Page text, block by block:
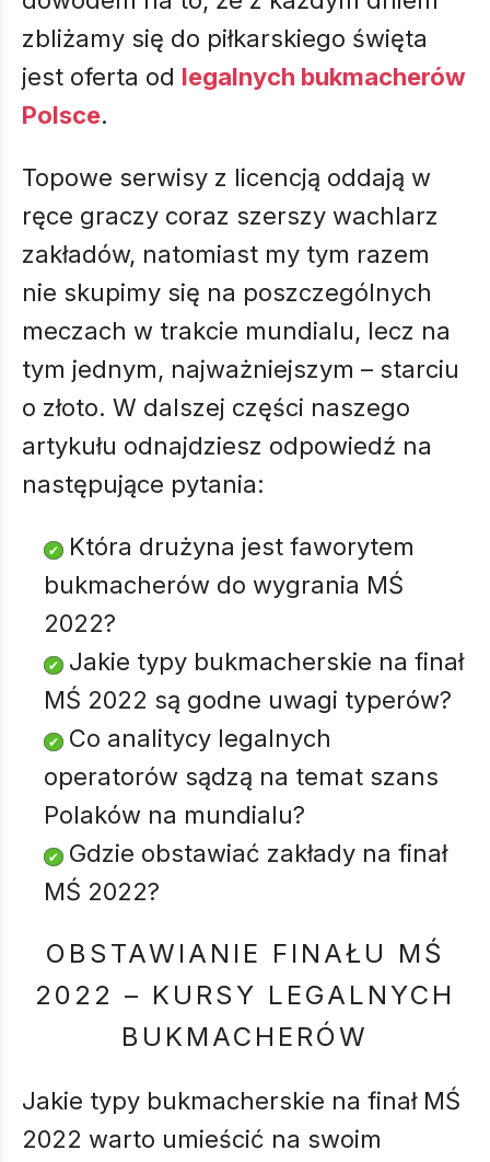
zbliżamy się do piłkarskiego święta
jest oferta od legalnych bukmacherów
Polsce.
Topowe serwisy z licencją oddają w
ręce graczy coraz szerszy wachlarz
zakładów, natomiast my tym razem
nie skupimy się na poszczególnych
meczach w trakcie mundialu, lecz na
tym jednym, najważniejszym – starciu
o złoto. W dalszej części naszego
artykułu odnajdziesz odpowiedź na
następujące pytania:
Która drużyna jest faworytem
bukmacherów do wygrania MŚ
2022?
Jakie typy bukmacherskie na finał
MŚ 2022 są godne uwagi typerów?
Co analitycy legalnych
operatorów sądzą na temat szans
Polaków na mundialu?
Gdzie obstawiać zakłady na finał
MŚ 2022?
OBSTAWIANIE FINAŁU MŚ
2022 – KURSY LEGALNYCH
BUKMACHERÓW
Jakie typy bukmacherskie na finał MŚ
2022 warto umieścić na swoim